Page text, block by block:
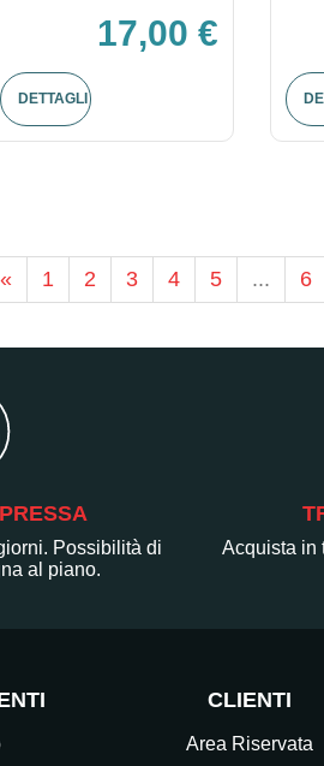
17,00 €
DETTAGLI
« 1 2 3 4 5 ... 6
Possibilità di
al piano.
Acquista in
CLIENTI
Area Riservata